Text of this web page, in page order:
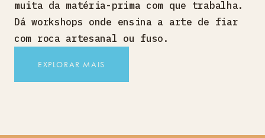
muita da matéria-prima com que trabalha.
Dá workshops onde ensina a arte de fiar
com roca artesanal ou fuso.
EXPLORAR MAIS